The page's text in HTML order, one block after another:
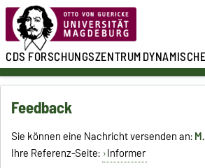
CDSFORSCHUNGSZENTRUM
Feedback
Sie können eine Nachricht versenden an:
Ihre Referenz-Seite: Informer